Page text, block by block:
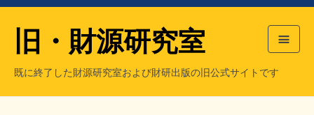
旧・財源研究室
既に終了した財源研究室および財研出版の旧公式サイトです